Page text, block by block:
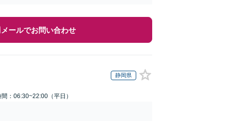
メールでお問い合わせ
静岡県
：06:30~22:00（平日）